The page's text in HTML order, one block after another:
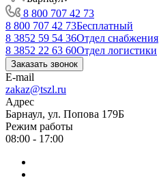
8 800 707 42 73
8 800 707 42 73Бесплатный
8 3852 59 54 36Отдел снабжения
8 3852 22 63 60Отдел логистики
Заказать звонок
E-mail
zakaz@tszl.ru
Адрес
Барнаул, ул. Попова 179Б
Режим работы
08:00 - 17:00